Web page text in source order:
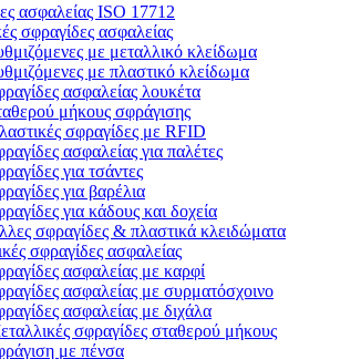
ασφαλείας ISO 17712
σφραγίδες ασφαλείας
με μεταλλικό κλείδωμα
με πλαστικό κλείδωμα
ασφαλείας λουκέτα
μήκους σφράγισης
σφραγίδες με RFID
ασφαλείας για παλέτες
για τσάντες
για βαρέλια
για κάδους και δοχεία
σφραγίδες & πλαστικά κλειδώματα
σφραγίδες ασφαλείας
ασφαλείας με καρφί
ασφαλείας με συρματόσχοινο
ασφαλείας με διχάλα
σφραγίδες σταθερού μήκους
με πένσα